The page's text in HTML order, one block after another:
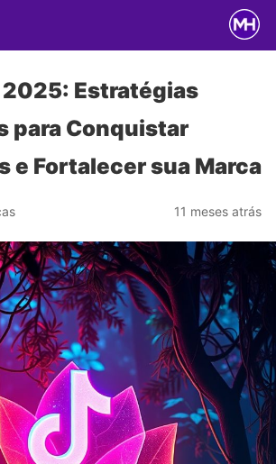
2025: Estratégias
para Conquistar
e Fortalecer sua Marca
11 meses atrás